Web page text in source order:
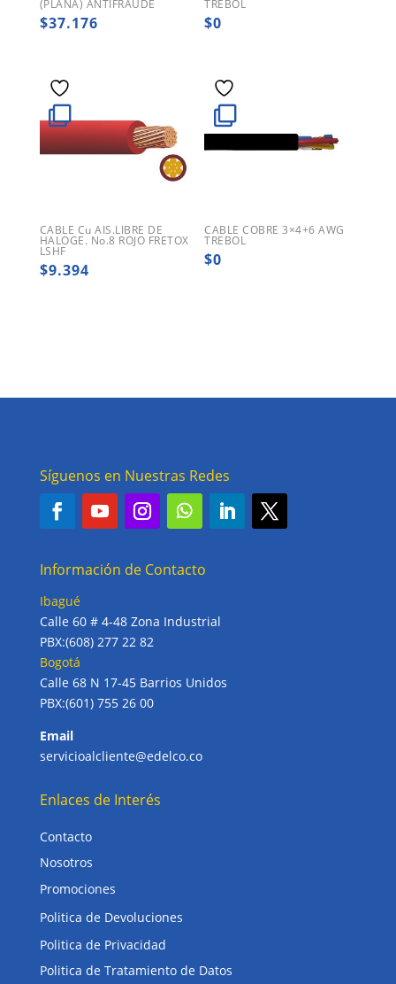
(PLANA) ANTIFRAUDE
$37.176
TREBOL
$0
CABLE Cu AIS.LIBRE DE
HALOGE. No.8 ROJO FRETOX
LSHF
$9.394
CABLE COBRE 3×4+6 AWG
TREBOL
$0
Síguenos en Nuestras Redes
Información de Contacto
Ibagué
Calle 60 # 4-48 Zona Industrial
PBX:(608) 277 22 82
Bogotá
Calle 68 N 17-45 Barrios Unidos
PBX:(601) 755 26 00
Email
servicioalcliente@edelco.co
Enlaces de Interés
Contacto
Nosotros
Promociones
Politica de Devoluciones
Politica de Privacidad
Politica de Tratamiento de Datos